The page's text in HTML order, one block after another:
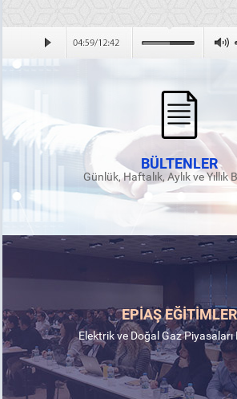
BÜLTENLER
Günlük, Haftalık, Aylık ve Yıllık
EPİAŞ EĞİTİMLER
Elektrik ve Doğal Gaz Piyasaları